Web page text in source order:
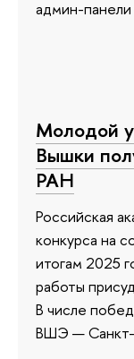
админ-
Молодой
Вышки
РАН
Российская
конкурса на
итогам 2025
работы
В числе
ВШЭ — Санкт-